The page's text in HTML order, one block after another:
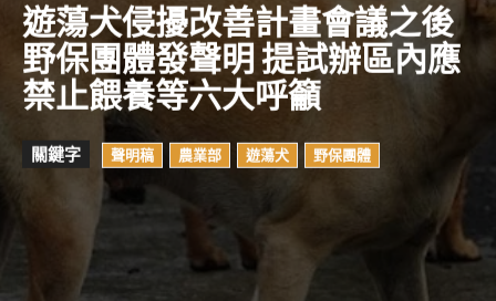
遊蕩犬侵擾改善計畫會議之後
野保團體發聲明 提試辦區內應
禁止餵養等六大呼籲
關鍵字 聲明稿 農業部 遊蕩犬 野保團體